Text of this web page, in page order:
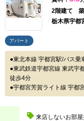
2階建て
栃木県宇都
アパート
東北本線 宇都宮駅/バス乗
東武鉄道宇都宮線 東武宇
徒歩4分
宇都宮芳賀ライト線 宇都
来店しないお部